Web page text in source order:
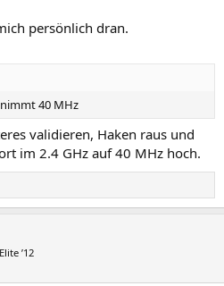
persönlich dran.
40 MHz
validieren, Haken raus und
im 2.4 GHz auf 40 MHz hoch.
’12